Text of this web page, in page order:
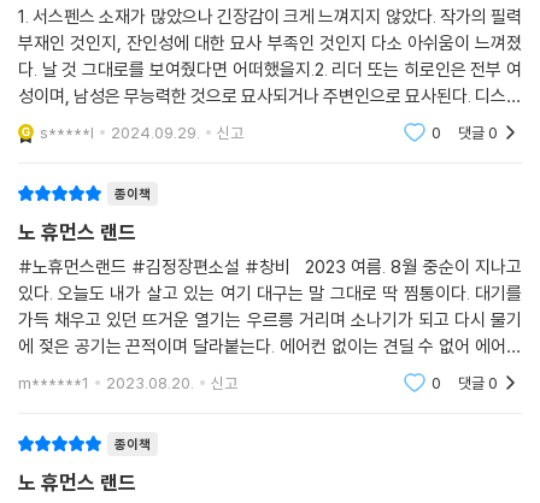
--- pp.219~220
나는 모든 것이면서 아무것도 아니다. 나는 모든 것을 느낄 수 있지만 아무
것도 느낄 수 없다. 살면서 이렇게 마음이 편안한 적이 있었던가. 나는 수많
은 나 사이를 흘러 다닌다. 무심하고 자연스럽게.
을 공유한다. 여기, 우리 말고 누군가가 있어. (본문 37면)
단원의 실종으로 혼란스러운 미아 앞에 또 다른 충격적인 사건이 펼쳐진
다. 이렇듯 『노 휴먼스 랜드』는 초반부터 사건에 사건을 거듭하며 놀라운
몰입감을 선사한다. “무수한 복선이 끊임없이 뒷장을 넘기게 한다”는 YA
기후 위기에 대해 고민해 보게 한다. 전 지구적 폭염과 한파, 가뭄과 홍수,
허리케인과 산불은 더 이상 먼 미래의 일이 아니다. 최근 기후 위기 문제에
있어 ‘기후 불평등’이 중요한 화두로 떠오르고 있다. 풍요로운 ‘과거도시’와
궁핍한 ‘기후 난민 캠프’로 나뉜 소설 속 세계상은 기후 정의 문제를 드러낸
다. 『노 휴먼스 랜드』는 근래 활발하게 나타나기 시작한 한국 기후 소설의
새로운 흐름을 이끌 작품이다.
인간과 지구를 구하기 위한 옳은 길은 무엇인가
선과 악, 멸망과 구원에 대한 통념을 뒤흔드는 놀라운 물음
1. 서스펜스 소재가 많았으나 긴장감이 크게 느껴지지 않았다. 작가의 필력
부재인 것인지, 잔인성에 대한 묘사 부족인 것인지 다소 아쉬움이 느껴졌
다. 날 것 그대로를 보여줬다면 어떠했을지.2. 리더 또는 히로인은 전부 여
성이며, 남성은 무능력한 것으로 묘사되거나 주변인으로 묘사된다. 디스토
피아 중에서도 인프라 붕괴 사회라 신체능력이 아주 중요할텐데.. 몰입을
방해하는 등장
s*****l 2024.09.29. 신고 0 댓글0
종이책
노 휴먼스 랜드
#노휴먼스랜드 #김정장편소설 #창비 2023 여름. 8월 중순이 지나고
있다. 오늘도 내가 살고 있는 여기 대구는 말 그대로 딱 찜통이다. 대기를
가득 채우고 있던 뜨거운 열기는 우르릉 거리며 소나기가 되고 다시 물기
에 젖은 공기는 끈적이며 달라붙는다. 에어컨 없이는 견딜 수 없어 에어컨
을 틀면서도 죄책감이 들었다. 이래
m******1 2023.08.20. 신고 0 댓글0
종이책
노 휴먼스 랜드